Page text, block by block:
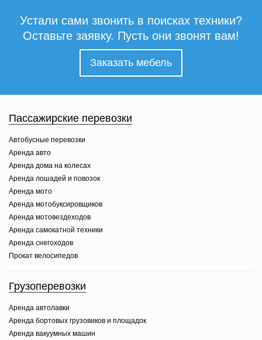
Устали сами звонить в поисках техники?
Оставьте заявку. Пусть они звонят вам!
Заказать мебель
Пассажирские перевозки
Автобусные перевозки
Аренда авто
Аренда дома на колесах
Аренда лошадей и повозок
Аренда мото
Аренда мотобуксировщиков
Аренда мотовездеходов
Аренда самокатной техники
Аренда снегоходов
Прокат велосипедов
Грузоперевозки
Аренда автолавки
Аренда бортовых грузовиков и площадок
Аренда вакуумных машин